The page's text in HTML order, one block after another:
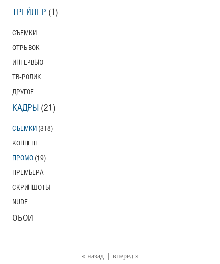
« назад
вперед »
ТРЕЙЛЕР (1)
СЪЕМКИ
ОТРЫВОК
ИНТЕРВЬЮ
ТВ-РОЛИК
ДРУГОЕ
КАДРЫ (21)
СЪЕМКИ (318)
КОНЦЕПТ
ПРОМО (19)
ПРЕМЬЕРА
СКРИНШОТЫ
NUDE
ОБОИ